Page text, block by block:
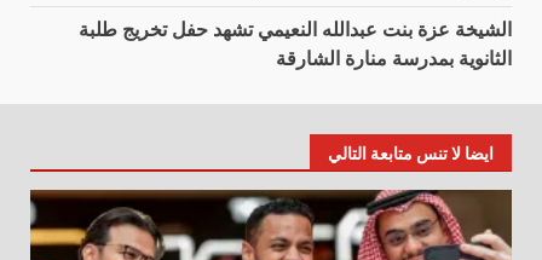
الشيخة عزة بنت عبدالله النعيمي تشهد حفل تخريج طلبة
الثانوية بمدرسة منارة الشارقة
ايضا لا تنس متابعة التالي